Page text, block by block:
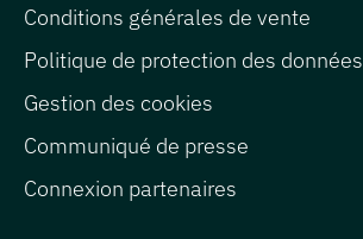
Conditions générales de vente
Politique de protection des données
Gestion des cookies
Communiqué de presse
Connexion partenaires